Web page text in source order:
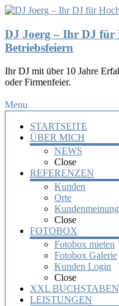
DJ Joerg – Ihr DJ für
Betriebsfeiern
Ihr DJ mit über 10 Jahre
oder Firmenfeier.
Menu
STARTSEITE
ÜBER MICH
NEWS
Close
REFERENZEN
Kunden
Orte
Close
FOTOBOX
Fotobox mieten
Fotobox Galerie
Kunden Login
Close
XXL BUCHSTABEN
LEISTUNGEN